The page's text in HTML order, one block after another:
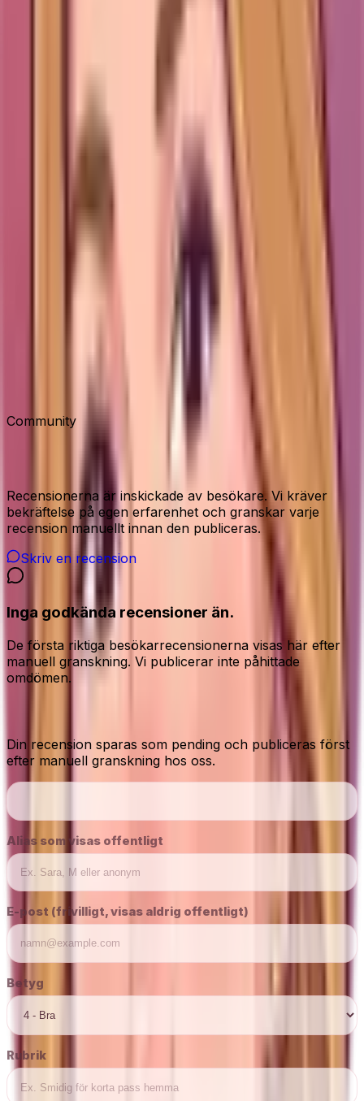
Höjdpunkter och reservationer
Den är bullrig (runt 56 dB) – inte 'tyst' trots
marknadsföringen, särskilt nattetid.
Community
Recensioner från våra besökare
Recensionerna är inskickade av besökare. Vi kräver
bekräftelse på egen erfarenhet och granskar varje
recension manuellt innan den publiceras.
Skriv en recension
Inga godkända recensioner än.
De första riktiga besökarrecensionerna visas här efter
manuell granskning. Vi publicerar inte påhittade
omdömen.
Din recension sparas som pending och publiceras först
efter manuell granskning hos oss.
Alias som visas offentligt
E-post (frivilligt, visas aldrig offentligt)
Betyg
Rubrik